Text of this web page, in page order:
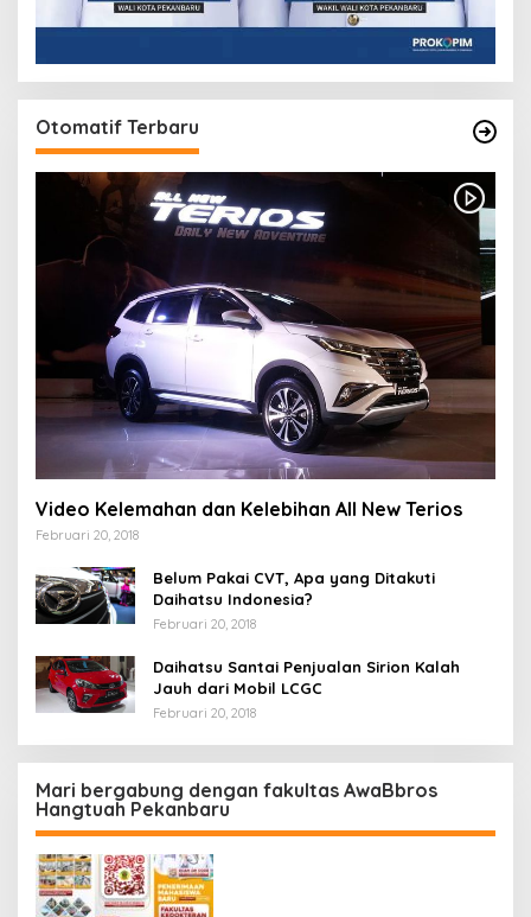
Otomatif Terbaru
Video Kelemahan dan Kelebihan All New Terios
Februari 20, 2018
Belum Pakai CVT, Apa yang Ditakuti
Daihatsu Indonesia?
Februari 20, 2018
Daihatsu Santai Penjualan Sirion Kalah
Jauh dari Mobil LCGC
Februari 20, 2018
Mari bergabung dengan fakultas AwaBbros
Hangtuah Pekanbaru